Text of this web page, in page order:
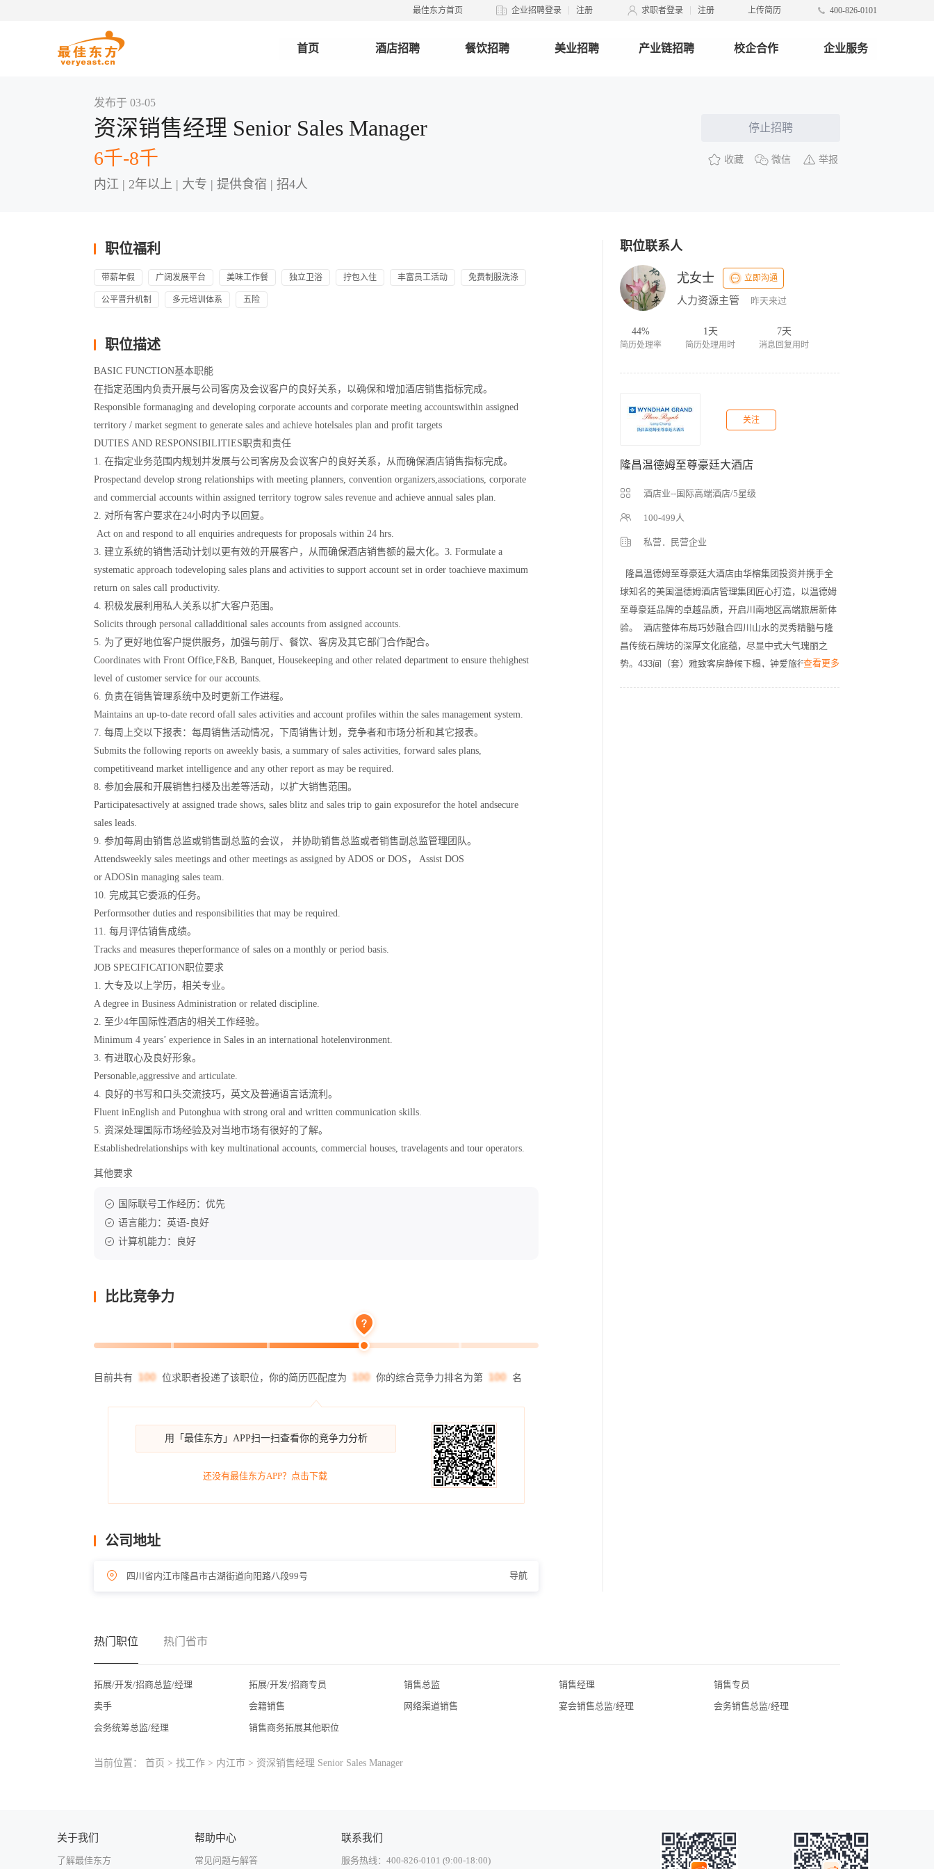
最佳东方首页 企业招聘登录 注册 求职者登录 注册 上传简历 400-826-0101
首页 酒店招聘 餐饮招聘 美业招聘 产业链招聘 校企合作 企业服务
发布于 03-05
资深销售经理 Senior Sales Manager
6千-8千
内江 | 2年以上 | 大专 | 提供食宿 | 招4人
停止招聘
收藏 微信 举报
职位福利
带薪年假 广阔发展平台 美味工作餐 独立卫浴 拧包入住 丰富员工活动 免费制服洗涤
公平晋升机制 多元培训体系 五险
职位描述
BASIC FUNCTION基本职能
在指定范围内负责开展与公司客房及会议客户的良好关系，以确保和增加酒店销售指标完成。
Responsible formanaging and developing corporate accounts and corporate meeting accountswithin assigned
territory / market segment to generate sales and achieve hotelsales plan and profit targets
DUTIES AND RESPONSIBILITIES职责和责任
1. 在指定业务范围内规划并发展与公司客房及会议客户的良好关系，从而确保酒店销售指标完成。
Prospectand develop strong relationships with meeting planners, convention organizers,associations, corporate
and commercial accounts within assigned territory togrow sales revenue and achieve annual sales plan.
2. 对所有客户要求在24小时内予以回复。
Act on and respond to all enquiries andrequests for proposals within 24 hrs.
3. 建立系统的销售活动计划以更有效的开展客户，从而确保酒店销售额的最大化。3. Formulate a
systematic approach todeveloping sales plans and activities to support account set in order toachieve maximum
return on sales call productivity.
4. 积极发展利用私人关系以扩大客户范围。
Solicits through personal calladditional sales accounts from assigned accounts.
5. 为了更好地位客户提供服务，加强与前厅、餐饮、客房及其它部门合作配合。
Coordinates with Front Office,F&B, Banquet, Housekeeping and other related department to ensure thehighest
level of customer service for our accounts.
6. 负责在销售管理系统中及时更新工作进程。
Maintains an up-to-date record ofall sales activities and account profiles within the sales management system.
7. 每周上交以下报表：每周销售活动情况，下周销售计划，竞争者和市场分析和其它报表。
Submits the following reports on aweekly basis, a summary of sales activities, forward sales plans,
competitiveand market intelligence and any other report as may be required.
8. 参加会展和开展销售扫楼及出差等活动，以扩大销售范围。
Participatesactively at assigned trade shows, sales blitz and sales trip to gain exposurefor the hotel andsecure
sales leads.
9. 参加每周由销售总监或销售副总监的会议， 并协助销售总监或者销售副总监管理团队。
Attendsweekly sales meetings and other meetings as assigned by ADOS or DOS， Assist DOS
or ADOSin managing sales team.
10. 完成其它委派的任务。
Performsother duties and responsibilities that may be required.
11. 每月评估销售成绩。
Tracks and measures theperformance of sales on a monthly or period basis.
JOB SPECIFICATION职位要求
1. 大专及以上学历，相关专业。
A degree in Business Administration or related discipline.
2. 至少4年国际性酒店的相关工作经验。
Minimum 4 years’ experience in Sales in an international hotelenvironment.
3. 有进取心及良好形象。
Personable,aggressive and articulate.
4. 良好的书写和口头交流技巧，英文及普通语言话流利。
Fluent inEnglish and Putonghua with strong oral and written communication skills.
5. 资深处理国际市场经验及对当地市场有很好的了解。
Establishedrelationships with key multinational accounts, commercial houses, travelagents and tour operators.
其他要求
国际联号工作经历：优先
语言能力：英语-良好
计算机能力：良好
比比竞争力
目前共有 位求职者投递了该职位，你的简历匹配度为 你的综合竞争力排名为第 名
用「最佳东方」APP扫一扫查看你的竞争力分析
还没有最佳东方APP？点击下载
公司地址
四川省内江市隆昌市古湖街道向阳路八段99号 导航
职位联系人
尤女士 立即沟通
人力资源主管 昨天来过
44%
简历处理率
1天
简历处理用时
7天
消息回复用时
关注
隆昌温德姆至尊豪廷大酒店
酒店业--国际高端酒店/5星级
100-499人
私营．民营企业
隆昌温德姆至尊豪廷大酒店由华榕集团投资并携手全
球知名的美国温德姆酒店管理集团匠心打造，以温德姆
至尊豪廷品牌的卓越品质，开启川南地区高端旅居新体
验。  酒店整体布局巧妙融合四川山水的灵秀精髓与隆
昌传统石牌坊的深厚文化底蕴，尽显中式大气瑰丽之
势。433间（套）雅致客房静候下榻，钟爱旅行的宾客
查看更多
热门职位 热门省市
拓展/开发/招商总监/经理 拓展/开发/招商专员 销售总监 销售经理 销售专员
卖手 会籍销售 网络渠道销售 宴会销售总监/经理 会务销售总监/经理
会务统筹总监/经理 销售商务拓展其他职位
昆明酒店招聘
全国酒店招聘
当前位置： 首页 > 找工作 > 内江市 > 资深销售经理 Senior Sales Manager
关于我们
了解最佳东方
帮助中心
常见问题与解答
联系我们
服务热线：400-826-0101 (9:00-18:00)